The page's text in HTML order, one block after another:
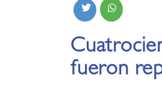
fueron